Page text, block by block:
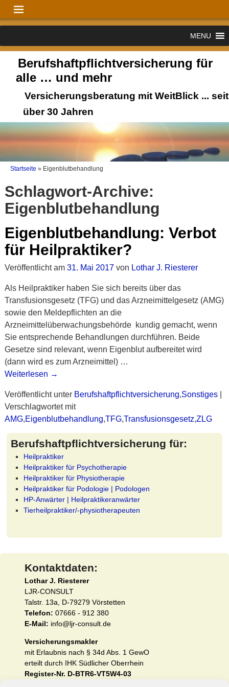
MENU
Berufshaftpflichtversicherung für
alle … und mehr
Versicherungsberatung mit WeitBlick ... seit
über 30 Jahren
Startseite » Eigenblutbehandlung
Schlagwort-Archive:
Eigenblutbehandlung
Eigenblutbehandlung: Verbot
für Heilpraktiker?
Veröffentlicht am 31. Mai 2017 von Lothar J. Riesterer
Als Heilpraktiker haben Sie sich bereits über das
Transfusionsgesetz (TFG) und das Arzneimittelgesetz (AMG)
sowie den Meldepflichten an die
Arzneimittelüberwachungsbehörde kundig gemacht, wenn
Sie entsprechende Behandlungen durchführen. Beide
Gesetze sind relevant, wenn Eigenblut aufbereitet wird
(dann wird es zum Arzneimittel) …
Weiterlesen →
Veröffentlicht unter Berufshaftpflichtversicherung,Sonstiges|
Verschlagwortet mit
AMG,Eigenblutbehandlung,TFG,Transfusionsgesetz,ZLG
Berufshaftpflichtversicherung für:
Heilpraktiker
Heilpraktiker für Psychotherapie
Heilpraktiker für Physiotherapie
Heilpraktiker für Podologie | Podologen
HP-Anwärter | Heilpraktikeranwärter
Tierheilpraktiker/-physiotherapeuten
Kontaktdaten:
Lothar J. Riesterer
LJR-CONSULT
Talstr. 13a, D-79279 Vörstetten
Telefon: 07666 - 912 380
E-Mail: info@ljr-consult.de
Versicherungsmakler
mit Erlaubnis nach § 34d Abs. 1 GewO
erteilt durch IHK Südlicher Oberrhein
Register-Nr. D-BTR6-VT5W4-03